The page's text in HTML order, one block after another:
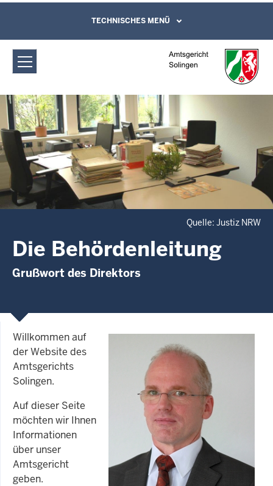
Amtsgericht Solingen: Die
Behördenleitung
Direkt zum Inhalt
Leichte Sprache, Gebärdensprachenvideo
und Kontaktformular
TECHNISCHES MENÜ
Quelle: Justiz NRW
Die Behördenleitung
Grußwort des Direktors
Willkommen auf
der Website des
Amtsgerichts
Solingen.
Auf dieser Seite
möchten wir Ihnen
Informationen
über unser
Amtsgericht
geben.